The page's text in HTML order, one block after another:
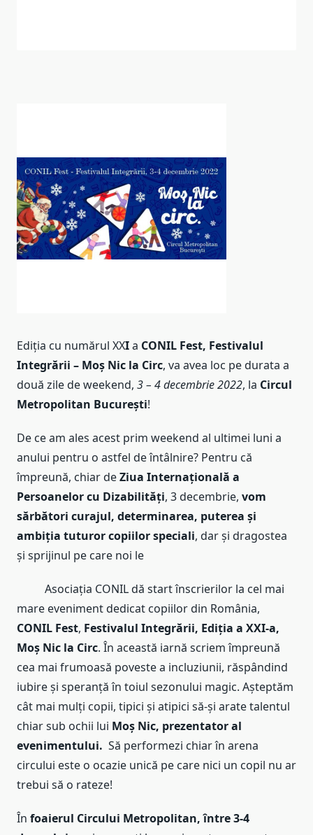
Ediția cu numărul XXIa CONIL Fest, Festivalul
Integrării – Moș Nic la Circ, va avea loc pe durata a
două zile de weekend, 3 – 4 decembrie 2022, la Circul
Metropolitan București!
De ce am ales acest prim weekend al ultimei luni a
anului pentru o astfel de întâlnire? Pentru că
împreună, chiar deZiua Internațională a
Persoanelor cu Dizabilități, 3 decembrie, vom
sărbători curajul, determinarea, puterea și
ambiția tuturor copiilor speciali, dar și dragostea
și sprijinul pe care noi le
Asociația CONIL dă start înscrierilor la cel mai
mare eveniment dedicat copiilor din România,
CONIL Fest, Festivalul Integrării, Ediția a XXI-a,
Moș Nic la Circ. În această iarnă scriem împreună
cea mai frumoasă poveste a incluziunii, răspândind
iubire și speranță în toiul sezonului magic. Așteptăm
cât mai mulți copii, tipici și atipici să-și arate talentul
chiar sub ochii lui Moș Nic, prezentator al
evenimentului. Să performezi chiar în arena
circului este o ocazie unică pe care nici un copil nu ar
trebui să o rateze!
În foaierul Circului Metropolitan, între 3-4